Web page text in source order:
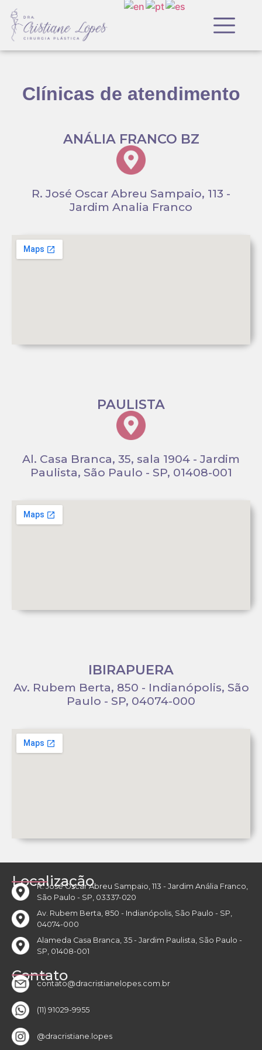
Clínicas de atendimento
ANÁLIA FRANCO BZ
R. José Oscar Abreu Sampaio, 113 -
Jardim Analia Franco
PAULISTA
Al. Casa Branca, 35, sala 1904 - Jardim
Paulista, São Paulo - SP, 01408-001
IBIRAPUERA
Av. Rubem Berta, 850 - Indianópolis, São
Paulo - SP, 04074-000
Localização
R. José Oscar Abreu Sampaio, 113 - Jardim Anália Franco,
São Paulo - SP, 03337-020
Av. Rubem Berta, 850 - Indianópolis, São Paulo - SP,
04074-000
Alameda Casa Branca, 35 - Jardim Paulista, São Paulo -
SP, 01408-001
Contato
contato@dracristianelopes.com.br
(11) 91029-9955
@dracristiane.lopes